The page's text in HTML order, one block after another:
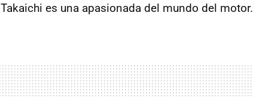
Takaichi es una apasionada del mundo del motor.